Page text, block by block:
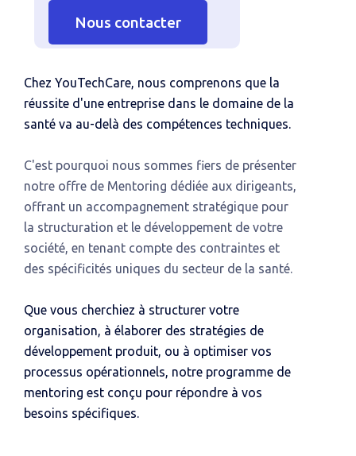
Nous contacter
Chez YouTechCare, nous comprenons que la
réussite d'une entreprise dans le domaine de la
santé va au-delà des compétences techniques.
C'est pourquoi nous sommes fiers de présenter
notre offre de Mentoring dédiée aux dirigeants,
offrant un accompagnement stratégique pour
la structuration et le développement de votre
société, en tenant compte des contraintes et
des spécificités uniques du secteur de la santé.
Que vous cherchiez à structurer votre
organisation, à élaborer des stratégies de
développement produit, ou à optimiser vos
processus opérationnels, notre programme de
mentoring est conçu pour répondre à vos
besoins spécifiques.